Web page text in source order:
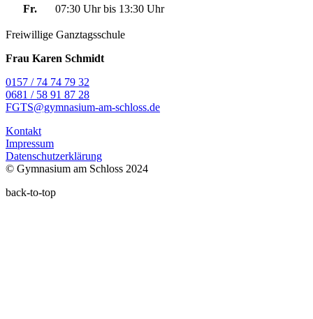
Fr.
07:30 Uhr bis 13:30 Uhr
Freiwillige Ganztagsschule
Frau Karen Schmidt
0157 / 74 74 79 32
0681 / 58 91 87 28
FGTS@gymnasium-am-schloss.de
Kontakt
Impressum
Datenschutzerklärung
© Gymnasium am Schloss 2024
back-to-top